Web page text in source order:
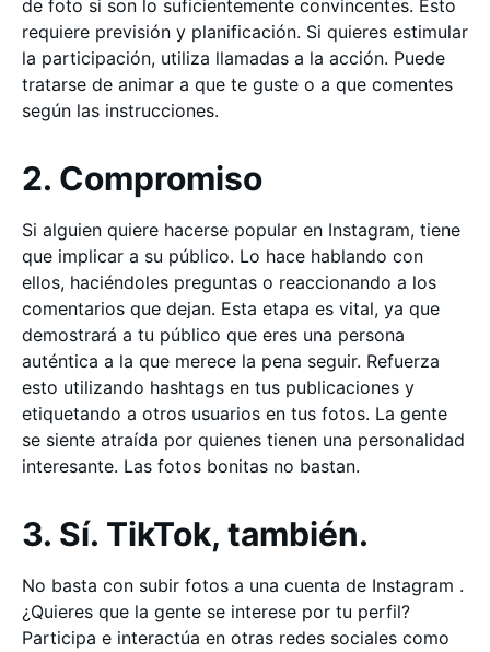
de foto si son lo suficientemente convincentes. Esto
requiere previsión y planificación. Si quieres estimular
la participación, utiliza llamadas a la acción. Puede
tratarse de animar a que te guste o a que comentes
según las instrucciones.
2. Compromiso
Si alguien quiere hacerse popular en Instagram, tiene
que implicar a su público. Lo hace hablando con
ellos, haciéndoles preguntas o reaccionando a los
comentarios que dejan. Esta etapa es vital, ya que
demostrará a tu público que eres una persona
auténtica a la que merece la pena seguir. Refuerza
esto utilizando hashtags en tus publicaciones y
etiquetando a otros usuarios en tus fotos. La gente
se siente atraída por quienes tienen una personalidad
interesante. Las fotos bonitas no bastan.
3. Sí. TikTok, también.
No basta con subir fotos a una cuenta de Instagram .
¿Quieres que la gente se interese por tu perfil?
Participa e interactúa en otras redes sociales como